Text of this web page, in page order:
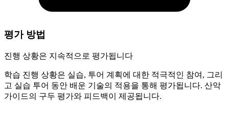
평가 방법
진행 상황은 지속적으로 평가됩니다
학습 진행 상황은 실습, 투어 계획에 대한 적극적인 참여, 그리
고 실습 투어 동안 배운 기술의 적용을 통해 평가됩니다. 산악
가이드의 구두 평가와 피드백이 제공됩니다.